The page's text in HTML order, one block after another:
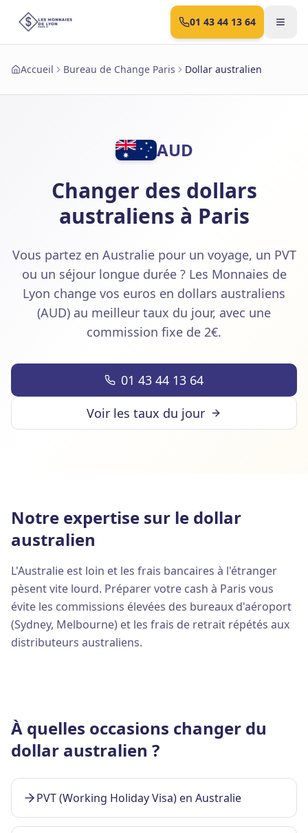
01 43 44 13 64
Accueil Bureau de Change Paris Dollar australien
AUD
Changer des dollars
australiens à Paris
Vous partez en Australie pour un voyage, un PVT
ou un séjour longue durée ? Les Monnaies de
Lyon change vos euros en dollars australiens
(AUD) au meilleur taux du jour, avec une
commission fixe de 2€.
01 43 44 13 64
Voir les taux du jour
Notre expertise sur le dollar
australien
L'Australie est loin et les frais bancaires à l'étranger
pèsent vite lourd. Préparer votre cash à Paris vous
évite les commissions élevées des bureaux d'aéroport
(Sydney, Melbourne) et les frais de retrait répétés aux
distributeurs australiens.
À quelles occasions changer du
dollar australien ?
PVT (Working Holiday Visa) en Australie